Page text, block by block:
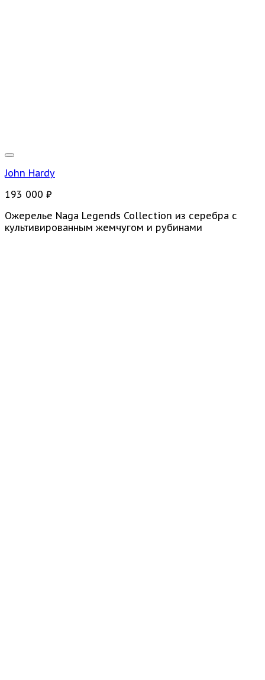
John Hardy
193 000 ₽
Ожерелье Naga Legends Collection из серебра с
культивированным жемчугом и рубинами